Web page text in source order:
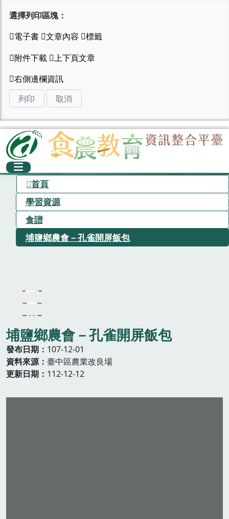
選擇列印區塊：
列印 取消
首頁
學習資源
食譜
埔鹽鄉農會－孔雀開屏飯包
埔鹽鄉農會－孔雀開屏飯包
發布日期
107-12-01
資料來源
臺中區農業改良場
更新日期
112-12-12